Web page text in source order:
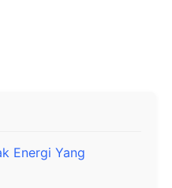
Energi Yang